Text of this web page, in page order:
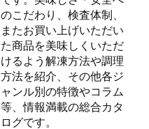
のこだわり、検査体制、
またお買い上げいただい
た商品を美味しくいただ
けるよう解凍方法や調理
方法を紹介、その他各ジ
ャンル別の特徴やコラム
等、情報満載の総合カタ
ログです。